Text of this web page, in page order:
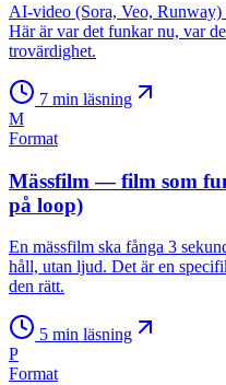
AI-video (Sora, Veo,
Här är var det funkar nu, var
trovärdighet.
7 min läsning
M
Format
Mässfilm — film som
på loop)
En mässfilm ska fånga 3
håll, utan ljud. Det är en
den rätt.
5 min läsning
P
Format